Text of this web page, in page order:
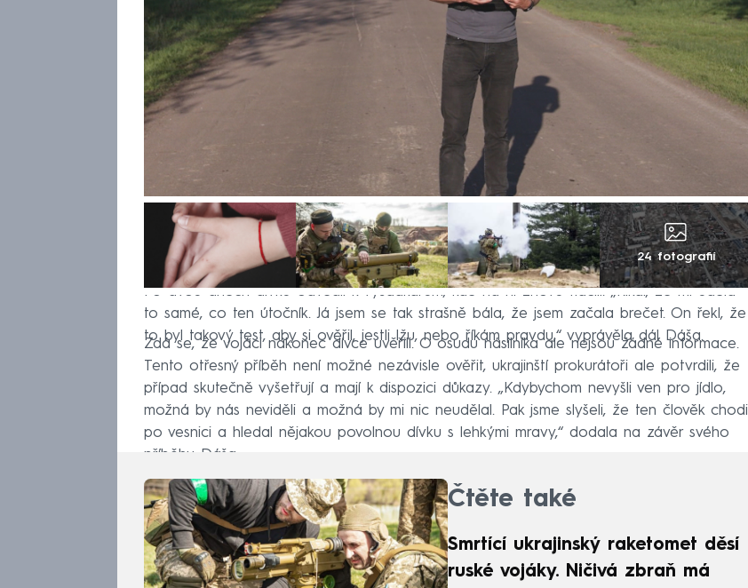
24 fotografií
Po dvou dnech dívku odvedli k výsadkářům, kde na ni znovu tlačili. „Říkal, že mi udělá
to samé, co ten útočník. Já jsem se tak strašně bála, že jsem začala brečet. On řekl, že
to byl takový test, aby si ověřil, jestli lžu, nebo říkám pravdu,“ vyprávěla dál Dáša.
Zdá se, že vojáci nakonec dívce uvěřili. O osudu násilníka ale nejsou žádné informace.
Tento otřesný příběh není možné nezávisle ověřit, ukrajinští prokurátoři ale potvrdili, že
případ skutečně vyšetřují a mají k dispozici důkazy. „Kdybychom nevyšli ven pro jídlo,
možná by nás neviděli a možná by mi nic neudělal. Pak jsme slyšeli, že ten člověk chodil
po vesnici a hledal nějakou povolnou dívku s lehkými mravy,“ dodala na závěr svého
příběhu Dáša.
Čtěte také
Smrtící ukrajinský raketomet děsí
ruské vojáky. Ničivá zbraň má